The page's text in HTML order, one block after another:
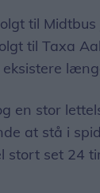
til Midtbus
til Taxa
en stor
at stå i
stort set 24